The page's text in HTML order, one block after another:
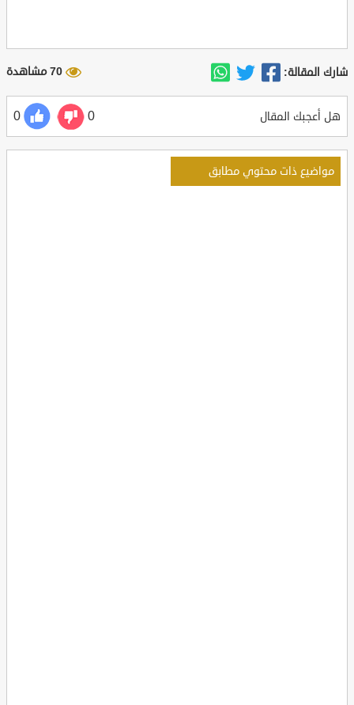
شارك المقالة: 70 مشاهدة
هل أعجبك المقال 0
0
مواضيع ذات محتوي مطابق